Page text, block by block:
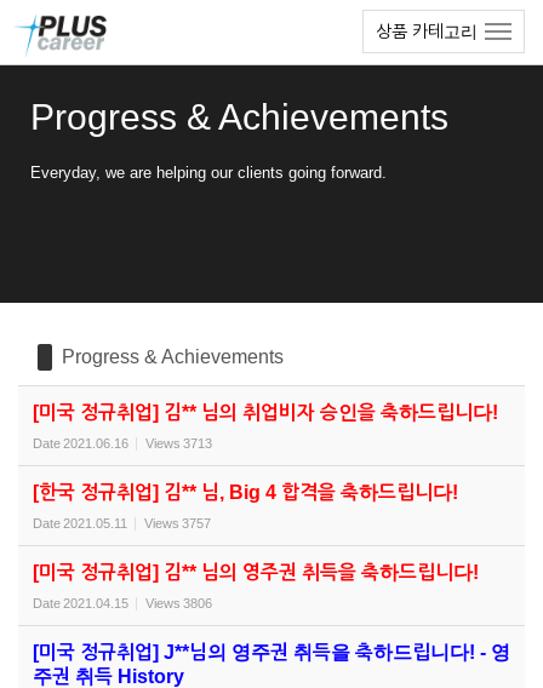
상품 카테고리
Progress & Achievements
Everyday, we are helping our clients going forward.
Progress & Achievements
[미국 정규취업] 김** 님의 취업비자 승인을 축하드립니다!
Date2021.06.16 Views 3713
[한국 정규취업] 김** 님, Big 4 합격을 축하드립니다!
Date2021.05.11 Views 3757
[미국 정규취업] 김** 님의 영주권 취득을 축하드립니다!
Date2021.04.15 Views 3806
[미국 정규취업] J**님의 영주권 취득을 축하드립니다! - 영
주권 취득 History